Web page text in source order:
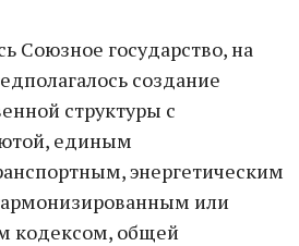
Союзное государство, на
создание
структуры с
единым
энергетическим
или
кодексом, общей